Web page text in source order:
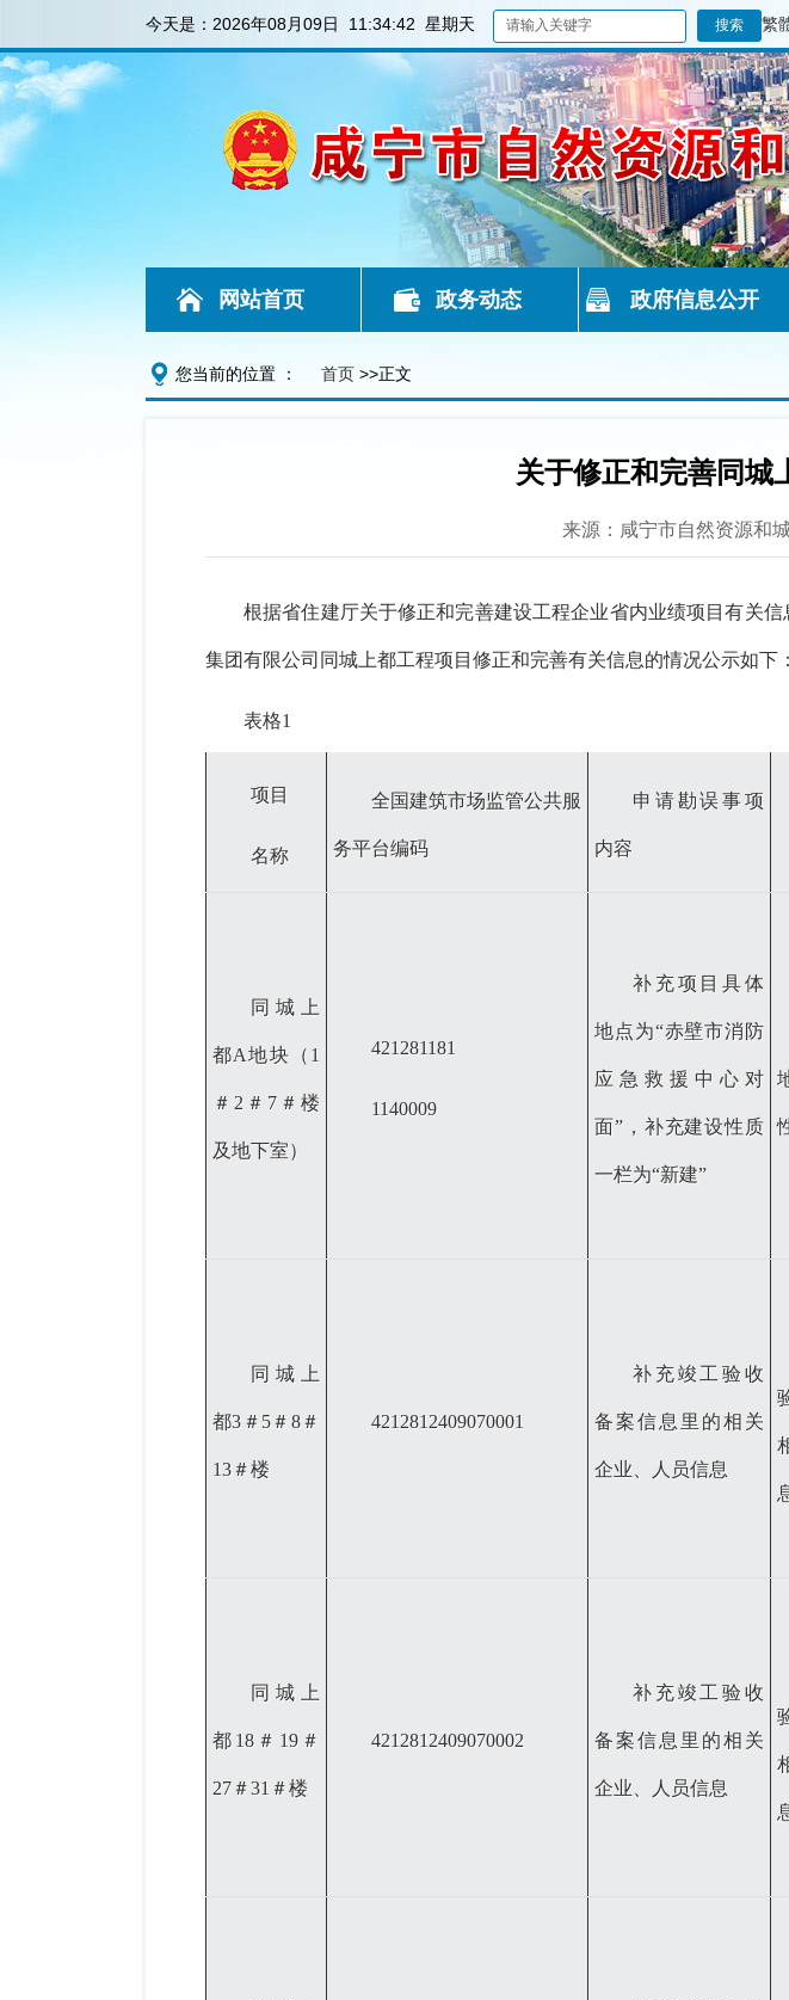
今天是： 2026年08月09日 11:34:42 星期天 繁
网站首页 政务动态 政府信息公开
您当前的位置 ： 首页 >>正文
关于修正和完善同城
来源：咸宁市自然资源和
根据省住建厅关于修正和完善建设工程企业省内业绩项目有关
集团有限公司同城上都工程项目修正和完善有关信息的情况公示如下：
表格1
项目
名称
全国建筑市场监管公共服
务平台编码
申请勘误事项
内容
同城上
都A地块（1
＃2＃7＃楼
及地下室）
421281181
1140009
补充项目具体
地点为“赤壁市消防
应急救援中心对
面”，补充建设性质
一栏为“新建”
同城上
都3＃5＃8＃
13＃楼
4212812409070001
补充竣工验收
备案信息里的相关
企业、人员信息
同城上
都 18＃19＃
27＃31＃楼
4212812409070002
补充竣工验收
备案信息里的相关
企业、人员信息